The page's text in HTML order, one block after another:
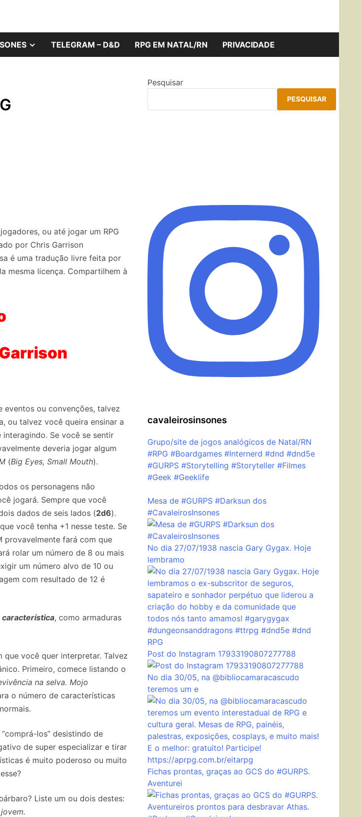
Noites Insones
SHOWTELEGRAM – D&D RPG EM NATAL/RN PRIVACIDADE
ou até jogar um RPG
por Chris Garrison
é uma tradução livre feita por
mesma licença. Compartilhem à
ou convenções, talvez
ou talvez você queira ensinar a
Se você se sentir
deveria jogar algum
(Big Eyes, Small Mouth).
os personagens não
jogará. Sempre que você
dados de seis lados (2d6).
você tenha +1 nesse teste. Se
provavelmente fará com que
rolar um número de 8 ou mais
um número alvo de 10 ou
com resultado de 12 é
característica, como armaduras
que você quer interpretar. Talvez
Primeiro, comece listando o
na selva. Mojo
o número de características
los” desistindo de
de super especializar e tirar
é muito poderoso ou muito
Liste um ou dois destes:
Pesquisar
PESQUISAR
cavaleirosinsones
Grupo/site de jogos analógicos de Natal/RN
#RPG #Boardgames #Internerd #dnd #dnd5e
#GURPS #Storytelling #Storyteller #Filmes
#Geek #Geeklife
Mesa de #GURPS #Darksun dos
#CavaleirosInsones
No dia 27/07/1938 nascia Gary Gygax. Hoje
lembramo
Post do Instagram 17933190807277788
No dia 30/05, na @bibliocamaracascudo
teremos um e
Fichas prontas, graças ao GCS do #GURPS.
Aventurei